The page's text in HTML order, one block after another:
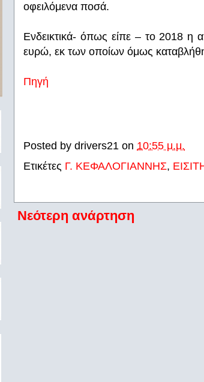
οφειλόμενα ποσά.
Ενδεικτικά- όπως είπε – το 2018
ευρώ, εκ των οποίων όμως
Πηγή
Posted by drivers21 on 10:55 μ.μ.
Ετικέτες Γ. ΚΕΦΑΛΟΓΙΑΝΝΗΣ,
Νεότερη ανάρτηση